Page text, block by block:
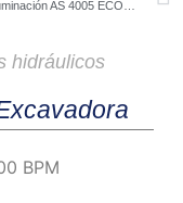
hidráulicos
BPM